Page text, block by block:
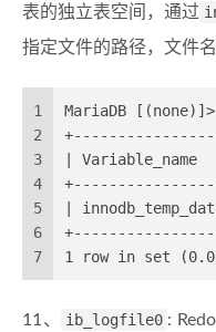
表的独立表空间，通过
指定文件的路径，文件
1
2
3
4
5
6
7
MariaDB
|
|
1 row in set
11、 ib_logfile0 :